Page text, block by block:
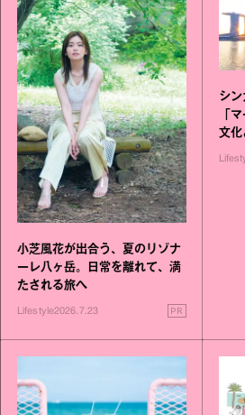
小芝風花が出合う、夏のリゾナ
ーレ八ヶ岳。日常を離れて、満
たされる旅へ
Lifestyle2026.7.23 PR
シン
「
文化